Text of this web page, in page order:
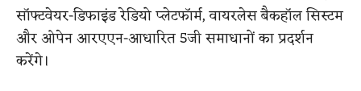
सॉफ्टवेयर-डिफाइंड रेडियो प्लेटफॉर्म, वायरलेस बैकहॉल सिस्टम
और ओपेन आरएएन-आधारित 5जी समाधानों का प्रदर्शन
करेंगे।